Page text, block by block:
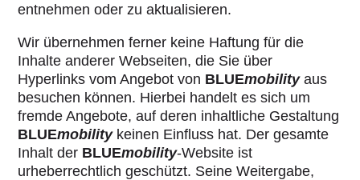
entnehmen oder zu aktualisieren.
Wir übernehmen ferner keine Haftung für die
Inhalte anderer Webseiten, die Sie über
Hyperlinks vom Angebot von BLUEmobilityaus
besuchen können. Hierbei handelt es sich um
fremde Angebote, auf deren inhaltliche Gestaltung
BLUEmobilitykeinen Einfluss hat. Der gesamte
Inhalt der BLUEmobility-Website ist
urheberrechtlich geschützt. Seine Weitergabe,